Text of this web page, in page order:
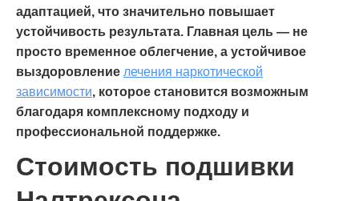
адаптацией, что значительно повышает
устойчивость результата. Главная цель — не
просто временное облегчение, а устойчивое
выздоровление лечения наркотической
зависимости, которое становится возможным
благодаря комплексному подходу и
профессиональной поддержке.
Стоимость подшивки